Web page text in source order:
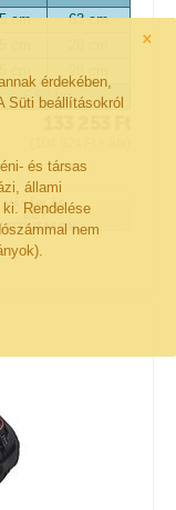
×
érdekében,
Süti beállításokról
és társas
állami
Rendelése
nem
cm
63 cm
6,52 kg
VÁSÁRLÁS
EGY